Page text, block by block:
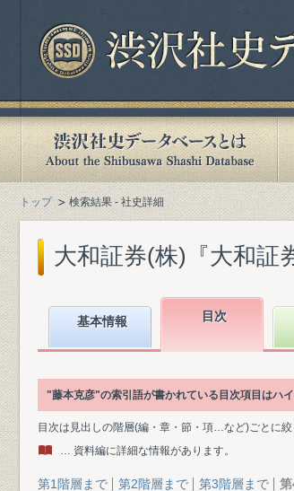
トップ 検索結果 - 社史詳細
大和証券(株)『大和証
基本情報 目次
"藤本克彦"の索引語が書かれている目次項目はハイ
目次は見出しの階層(編・章・節・項…など)ごとに絞
… 資料編に詳細な情報があります。
第1階層まで 第2階層まで 第3階層まで